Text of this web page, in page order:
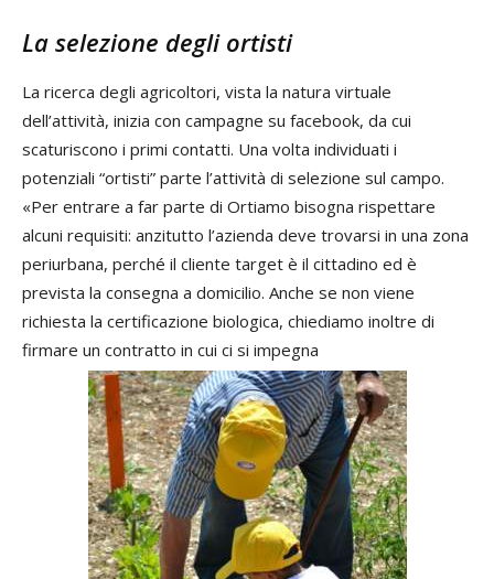
La selezione degli ortisti
La ricerca degli agricoltori, vista la natura virtuale
dell’attività, inizia con campagne su facebook, da cui
scaturiscono i primi contatti. Una volta individuati i
potenziali “ortisti” parte l’attività di selezione sul campo.
«Per entrare a far parte di Ortiamo bisogna rispettare
alcuni requisiti: anzitutto l’azienda deve trovarsi in una zona
periurbana, perché il cliente target è il cittadino ed è
prevista la consegna a domicilio. Anche se non viene
richiesta la certificazione biologica, chiediamo inoltre di
firmare un contratto in cui ci si impegna